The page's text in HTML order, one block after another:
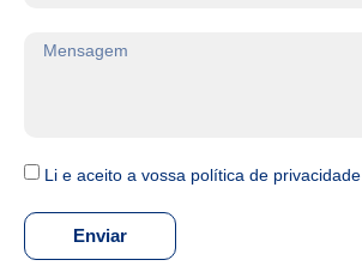
Li e aceito a vossa política de privacidade
Enviar